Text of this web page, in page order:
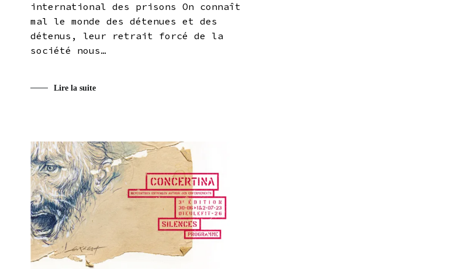
international des prisons On connaît
mal le monde des détenues et des
détenus, leur retrait forcé de la
société nous…
Lire la suite